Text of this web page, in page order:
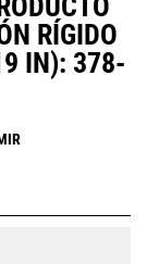
RÍGIDO
IN): 378-